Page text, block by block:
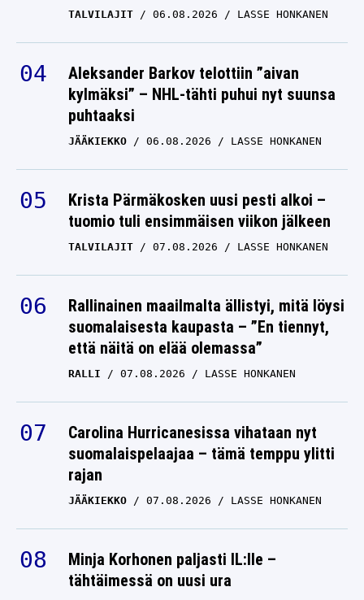
TALVILAJIT 06.08.2026 LASSE HONKANEN
Aleksander Barkov telottiin ”aivan
kylmäksi” – NHL-tähti puhui nyt suunsa
puhtaaksi
JÄÄKIEKKO 06.08.2026 LASSE HONKANEN
Krista Pärmäkosken uusi pesti alkoi –
tuomio tuli ensimmäisen viikon jälkeen
TALVILAJIT 07.08.2026 LASSE HONKANEN
Rallinainen maailmalta ällistyi, mitä löysi
suomalaisesta kaupasta – ”En tiennyt,
että näitä on elää olemassa”
RALLI 07.08.2026 LASSE HONKANEN
Carolina Hurricanesissa vihataan nyt
suomalaispelaajaa – tämä temppu ylitti
rajan
JÄÄKIEKKO 07.08.2026 LASSE HONKANEN
Minja Korhonen paljasti IL:lle –
tähtäimessä on uusi ura